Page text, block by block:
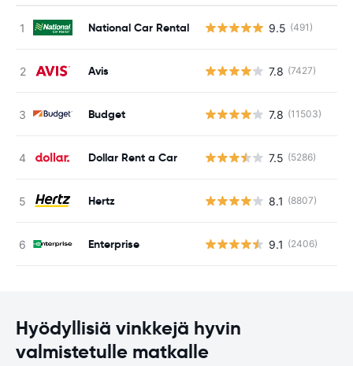
National Car Rental 9.5 (491)
Avis 7.8 (7427)
Budget 7.8 (11503)
Dollar Rent a Car 7.5 (5286)
Hertz 8.1 (8807)
Enterprise 9.1 (2406)
Hyödyllisiä vinkkejä hyvin
valmistetulle matkalle